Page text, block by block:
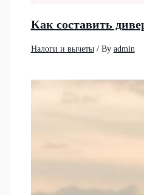
Как составить
Налоги и вычеты/ By admin